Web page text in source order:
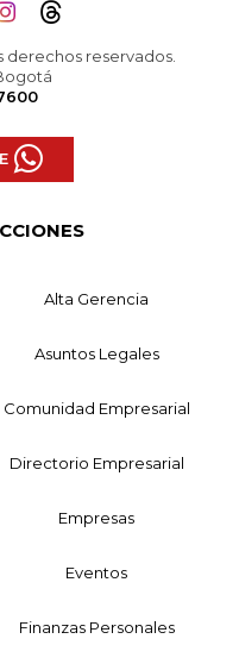
derechos reservados.
Alta Gerencia
Asuntos Legales
Comunidad Empresarial
Directorio Empresarial
Empresas
Eventos
Finanzas Personales